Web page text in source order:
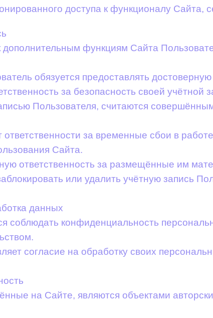
доступа к функционалу Сайта,
дополнительным функциям Сайта
обязуется предоставлять
за безопасность своей учётной
Пользователя, считаются
за временные сбои в
Сайта.
ответственность за размещённые им
или удалить учётную запись
данных
соблюдать конфиденциальность
согласие на обработку своих
на Сайте, являются объектами